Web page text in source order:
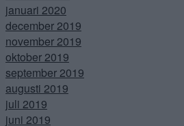
januari 2020
december 2019
november 2019
oktober 2019
september 2019
augusti 2019
juli 2019
juni 2019